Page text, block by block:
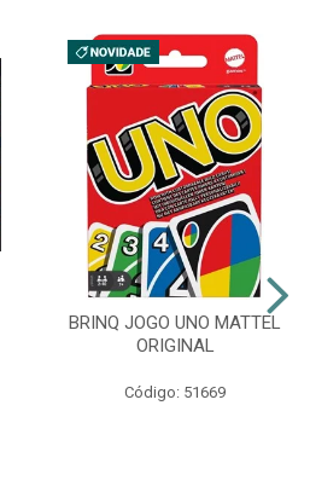
BRINQ JOGO UNO MATTEL
ORIGINAL
Código: 51669